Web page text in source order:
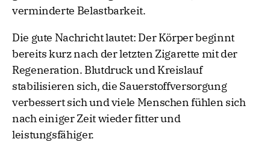
verminderte Belastbarkeit.
Die gute Nachricht lautet: Der Körper beginnt
bereits kurz nach der letzten Zigarette mit der
Regeneration. Blutdruck und Kreislauf
stabilisieren sich, die Sauerstoffversorgung
verbessert sich und viele Menschen fühlen sich
nach einiger Zeit wieder fitter und
leistungsfähiger.